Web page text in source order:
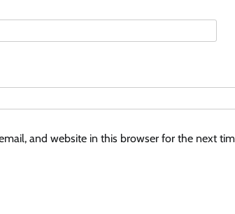
and website in this browser for the next